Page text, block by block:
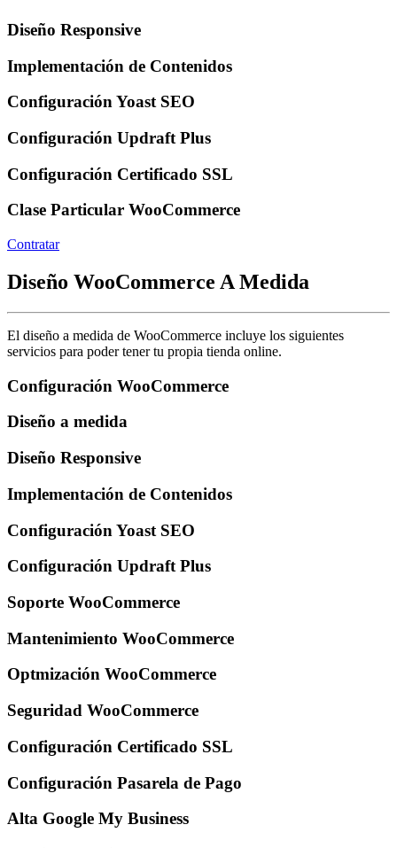
Diseño Responsive
Implementación de Contenidos
Configuración Yoast SEO
Configuración Updraft Plus
Configuración Certificado SSL
Clase Particular WooCommerce
Contratar
Diseño WooCommerce A Medida
El diseño a medida de WooCommerce incluye los siguientes
servicios para poder tener tu propia tienda online.
Configuración WooCommerce
Diseño a medida
Diseño Responsive
Implementación de Contenidos
Configuración Yoast SEO
Configuración Updraft Plus
Soporte WooCommerce
Mantenimiento WooCommerce
Optmización WooCommerce
Seguridad WooCommerce
Configuración Certificado SSL
Configuración Pasarela de Pago
Alta Google My Business